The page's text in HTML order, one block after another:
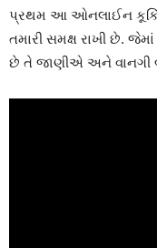
પ્રથમ આ ઓનલાઈન કૂકિંગ
તમારી સમક્ષ રાખી છે.
છે તે જાણીએ અને વાનગી